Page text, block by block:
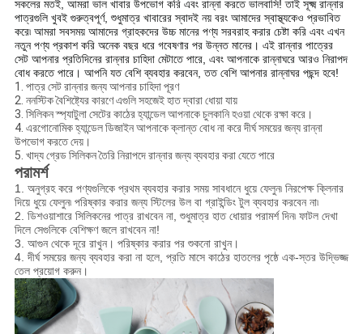
সকলের মতই, আমরা ভাল খাবার উপভোগ করি এবং রান্না করতে ভালবাসি! তাই সূক্ষ্ম রান্নার
পাত্রগুলি খুবই গুরুত্বপূর্ণ, শুধুমাত্র খাবারের স্বাদই নয় বরং আমাদের স্বাস্থ্যকেও প্রভাবিত
করে৷ আমরা সবসময় আমাদের গ্রাহকদের উচ্চ মানের পণ্য সরবরাহ করার চেষ্টা করি এবং এখন
নতুন পণ্য প্রকাশ করি অনেক বছর ধরে গবেষণার পর উন্নত মানের। এই রান্নার পাত্রের
সেট আপনার প্রতিদিনের রান্নার চাহিদা মেটাতে পারে, এবং আপনাকে রান্নাঘরে আরও নিরাপদ
বোধ করতে পারে। আপনি যত বেশি ব্যবহার করবেন, তত বেশি আপনার রান্নাঘর পছন্দ হবে!
1. পাত্র সেট রান্নার জন্য আপনার চাহিদা পূরণ
2. ননস্টিক বৈশিষ্ট্যের কারণে এগুলি সহজেই হাত দ্বারা ধোয়া যায়
3. সিলিকন স্প্যাটুলা সেটের কাঠের হ্যান্ডেল আপনাকে চুলকানি হওয়া থেকে রক্ষা করে।
4. এরগোনোমিক হ্যান্ডেল ডিজাইন আপনাকে ক্লান্ত বোধ না করে দীর্ঘ সময়ের জন্য রান্না
উপভোগ করতে দেয়।
5. খাদ্য গ্রেড সিলিকন তৈরি নিরাপদে রান্নার জন্য ব্যবহার করা যেতে পারে
পরামর্শ
1. অনুগ্রহ করে পণ্যগুলিকে প্রথম ব্যবহার করার সময় সাবধানে ধুয়ে ফেলুন৷ নিরপেক্ষ ক্লিনার
দিয়ে ধুয়ে ফেলুন৷ পরিষ্কার করার জন্য স্টিলের উল বা গ্রাইন্ডিং টুল ব্যবহার করবেন না৷
2. ডিশওয়াশারে সিলিকনের পাত্র রাখবেন না, শুধুমাত্র হাত ধোয়ার পরামর্শ দিন৷ ফাটল দেখা
দিলে সেগুলিকে বেশিক্ষণ জলে রাখবেন না!
3. আগুন থেকে দূরে রাখুন। পরিষ্কার করার পর শুকনো রাখুন।
4. দীর্ঘ সময়ের জন্য ব্যবহার করা না হলে, প্রতি মাসে কাঠের হাতলের পৃষ্ঠে এক-স্তর উদ্ভিজ্জ
তেল প্রয়োগ করুন।